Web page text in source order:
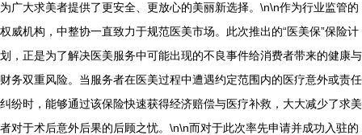
为广大求美者提供了更安全、更放心的美丽新选择。\n\n作为行业监管的
权威机构，中整协一直致力于规范医美市场。此次推出的“医美保”保险计
划，正是为了解决医美服务中可能出现的不良事件给消费者带来的健康与
财务双重风险。当服务者在医美过程中遭遇约定范围内的医疗意外或责任
纠纷时，能够通过该保险快速获得经济赔偿与医疗补救，大大减少了求美
者对于术后意外后果的后顾之忧。\n\n而对于此次率先申请并成功入驻的